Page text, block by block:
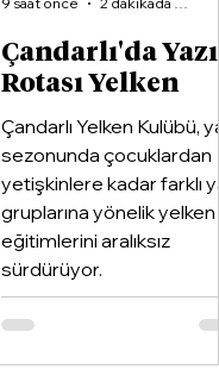
Çandarlı'da
Rotası Yelken
Çandarlı Yelken Kulübü,
sezonunda çocuklardan
yetişkinlere kadar farklı
gruplarına yönelik yelken
eğitimlerini aralıksız
sürdürüyor.